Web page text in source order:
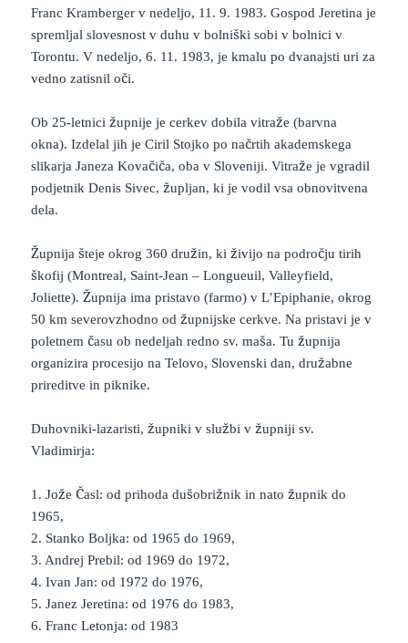
Franc Kramberger v nedeljo, 11. 9. 1983. Gospod Jeretina je
spremljal slovesnost v duhu v bolniški sobi v bolnici v
Torontu. V nedeljo, 6. 11. 1983, je kmalu po dvanajsti uri za
vedno zatisnil oči.
Ob 25-letnici župnije je cerkev dobila vitraže (barvna
okna). Izdelal jih je Ciril Stojko po načrtih akademskega
slikarja Janeza Kovačiča, oba v Sloveniji. Vitraže je vgradil
podjetnik Denis Sivec, župljan, ki je vodil vsa obnovitvena
dela.
Župnija šteje okrog 360 družin, ki živijo na področju tirih
škofij (Montreal, Saint-Jean – Longueuil, Valleyfield,
Joliette). Župnija ima pristavo (farmo) v L’Epiphanie, okrog
50 km severovzhodno od župnijske cerkve. Na pristavi je v
poletnem času ob nedeljah redno sv. maša. Tu župnija
organizira procesijo na Telovo, Slovenski dan, družabne
prireditve in piknike.
Duhovniki-lazaristi, župniki v službi v župniji sv.
Vladimirja:
1. Jože Časl: od prihoda dušobrižnik in nato župnik do
1965,
2. Stanko Boljka: od 1965 do 1969,
3. Andrej Prebil: od 1969 do 1972,
4. Ivan Jan: od 1972 do 1976,
5. Janez Jeretina: od 1976 do 1983,
6. Franc Letonja: od 1983